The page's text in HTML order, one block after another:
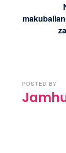
POSTED BY